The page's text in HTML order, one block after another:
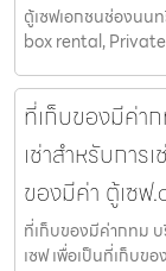
ตู้เซฟเอกชนช่องนน
box rental,
ที่เก็บของมีค่า
เช่าสำหรับการ
ของมีค่า ตู้เซฟ
ที่เก็บของมีค่ากทม บ
เซฟ เพื่อเป็นที่เก็บข